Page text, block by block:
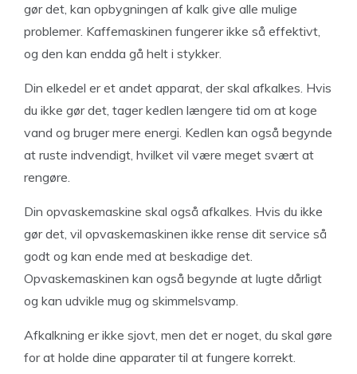
gør det, kan opbygningen af kalk give alle mulige
problemer. Kaffemaskinen fungerer ikke så effektivt,
og den kan endda gå helt i stykker.
Din elkedel er et andet apparat, der skal afkalkes. Hvis
du ikke gør det, tager kedlen længere tid om at koge
vand og bruger mere energi. Kedlen kan også begynde
at ruste indvendigt, hvilket vil være meget svært at
rengøre.
Din opvaskemaskine skal også afkalkes. Hvis du ikke
gør det, vil opvaskemaskinen ikke rense dit service så
godt og kan ende med at beskadige det.
Opvaskemaskinen kan også begynde at lugte dårligt
og kan udvikle mug og skimmelsvamp.
Afkalkning er ikke sjovt, men det er noget, du skal gøre
for at holde dine apparater til at fungere korrekt.